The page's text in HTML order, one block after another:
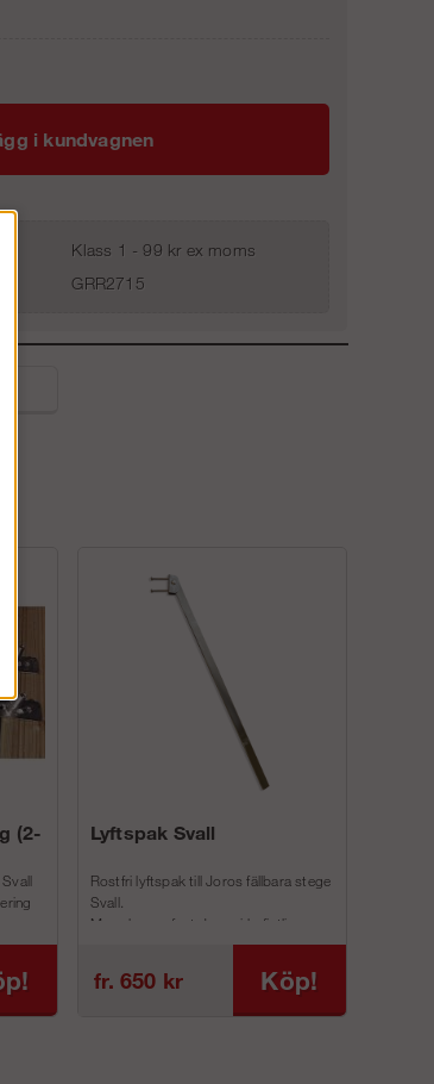
i kundvagnen
Klass 1 - 99 kr ex moms
GRR2715
(2-
Lyftspak Svall
Rostfri lyftspak till Joros fällbara stege
Svall.
Man skruvar fast denna i befintliga
fr. 650 kr Köp!